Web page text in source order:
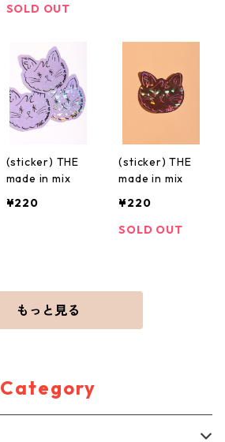
SOLD OUT
(sticker) THE
made in mix
¥220
(sticker) THE
made in mix
¥220
SOLD OUT
もっと見る
Category